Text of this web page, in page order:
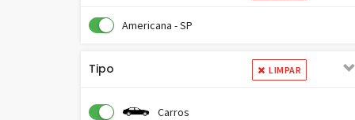
Americana - SP
Tipo LIMPAR
Carros